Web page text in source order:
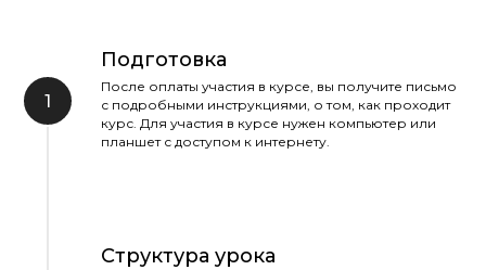
Подготовка
После оплаты участия в курсе, вы получите письмо
с подробными инструкциями, о том, как проходит
курс. Для участия в курсе нужен компьютер или
планшет с доступом к интернету.
Структура урока